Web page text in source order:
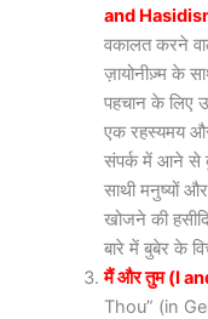
and
वकालत करने
ज़ायोनीज़्म के
पहचान के लिए
एक रहस्यमय
संपर्क में आने से
साथी मनुष्यों
खोजने की
बारे में बुबेर के
मैं और तुम (I
Thou” (in